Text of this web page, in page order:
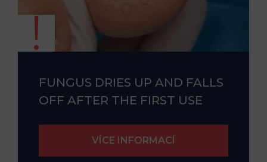
FUNGUS DRIES UP AND FALLS
OFF AFTER THE FIRST USE